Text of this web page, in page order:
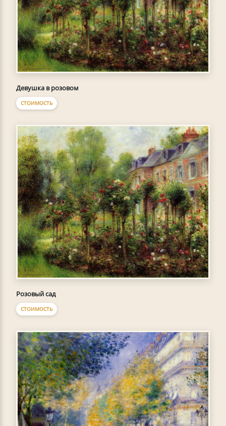
Девушка в розовом
СТОИМОСТЬ
Розовый сад
СТОИМОСТЬ